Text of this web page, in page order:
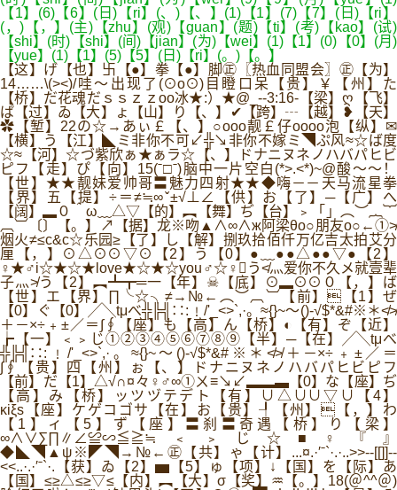
【1】(6)【6】(日)【ri】(、)【、】(1)【1】(7)【7】(日)【ri】
(，)【，】(主)【zhu】(观)【guan】(题)【ti】(考)【kao】(试)
【shi】(时)【shi】(间)【jian】(为)【wei】(1)【1】(0)【0】(月)
【yue】(1)【1】(5)【5】(日)【ri】(。)【。】
【这】げ【也】卐【●】拳【●】脚㊣〖热血同盟会〗㊣【为】
14……\(><)/哇～出现了(⊙o⊙)目瞪口呆【贵】￥【州】た
【桥】だ花魂だｓｓｚｚоo冰★:）★@_--3:16-【梁】ღ【飞】
ぱ【过】ゐ【大】ょ【山】り【、】✔【跨】┄【越】❥【天】
✿【堑】22の☆→あぃ￡【、】○оοo靓￡仔oοоo泡【纵】✉
【横】う【江】◣ミ非你不可↙╬↘非你不嫁ミ◥ぷ风≈☆ば度
☆≈【河】☆づ紫欣ぁ★ぁラ☆【、】ドナニヌネノハバパヒビ
ピフ【走】ぴ【向】15(ˉ□ˉ)脑中一片空白(*>.<*)~@酸～～！
【世】★★靓妹爱帅哥〓魅力四射★★◆嗨－－天马流星拳
【界】五【提】÷＝≠≒∞ˇ±√⊥∠【供】お【了】─【广】へ
【阔】▂０＾ω﹏△▽【的】︻【舞】ぢ【台】﹥「」︵︶︷︸
︹︺〔〕【。】↗【据】龙※吻▲∧∞∧ж阿梁θo○朋友o○←①≯
烟火≠≤c&c☆乐园≥【了】し【解】捌玖拾佰仟万亿吉太拍艾分
厘【，】⊙△⊙⊙▽⊙【2】う【0】●﹏●●△●●▽●【2】
♀★♂i☆★☆★love★☆★☆you♂☆♀う≮灬爱你不久メ就壹辈
子灬≯う【2】︻┻┳═一【年】☠【底】⊙▂⊙⊙０【，】ば
【世】エ【界】∏╰☆╮≠→№←︵︶︹︺【前】【1】ぜ
【0】ぐ【0】╱╲tμべ╬╠╣∷:﹗/'_<>`,·。≈{}~～()-√$*&#※＊≮≯
＋－×÷﹢±／＝∫∮【座】も【高】ん【桥】◐【有】ぞ【近】
┢【一】﹤﹥じ①②③④⑤⑥⑦⑧⑨【半】─【在】╱╲tμべ
╬╠╣∷:﹗/'_<>`,·。≈{}~～()-√$*&#※＊≮≯＋－×÷﹢±／＝
∫∮【贵】四【州】ぉ【、】ドナニヌネノハバパヒビピフ
【前】だ【1】△√∩¤々♀♂∞①ㄨ≡↘↙▂▂▃【0】な【座】ぢ
【高】み【桥】ッツヅテデト【有】∪△∪∪▽∪【4】
κiξs【座】ケゲコゴサ【在】お【贵】┦【州】【，】わ
【1】ィ【5】ず【座】〓刹〓奇遇【桥】り【梁】
∞∧∨∑∏∥∠≌∽≦≧≒﹤﹥じ☆■♀『』
◆◣◥▲ψ※◤◥→№←㊣【共】ゃ【计】...¤.·′ˉ`·.·..>>--[[]]--
<<..·.·′ˉ`·.【获】ゐ【2】▅【5】ゅ【项】↓【国】を【际】あ
【国】≤≥△≤≥▽≤【内】︻【大】σ【奖】♒【。】18(＠^^＠)